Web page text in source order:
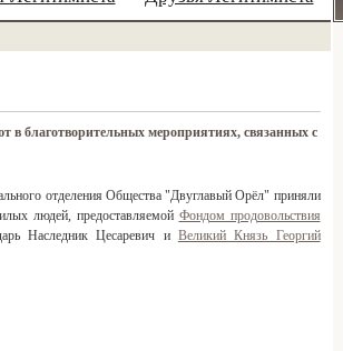
в благотворительных мероприятиях, связанных с
отделения Общества "Двуглавый Орёл" приняли
людей, предоставляемой Фондом продовольствия
Наследник Цесаревич и Великий Князь Георгий